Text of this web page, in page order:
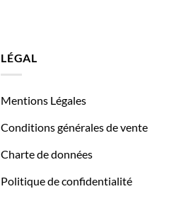
LÉGAL
Mentions Légales
Conditions générales de vente
Charte de données
Politique de confidentialité